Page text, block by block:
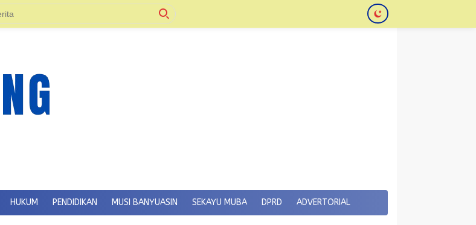
HUKUM PENDIDIKAN MUSI BANYUASIN SEKAYU MUBA DPRD ADVERTORIAL